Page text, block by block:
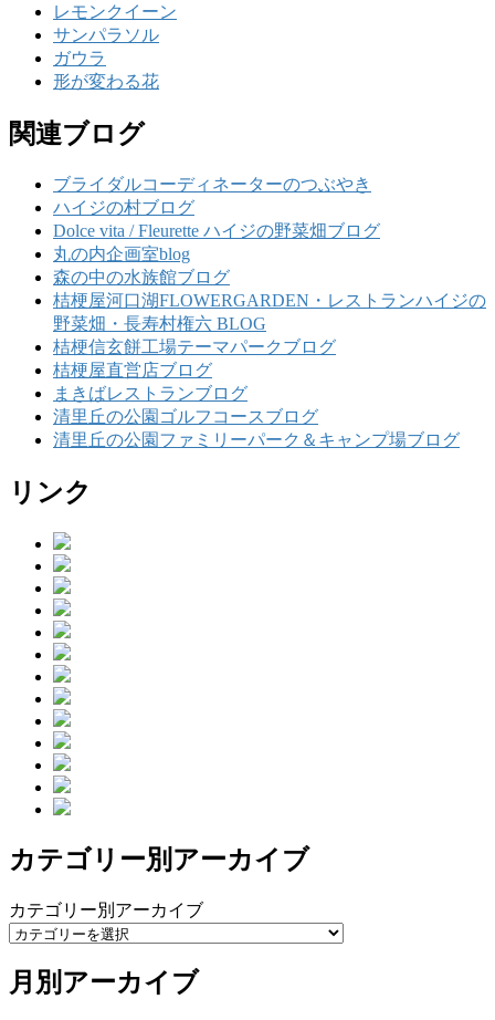
レモンクイーン
サンパラソル
ガウラ
形が変わる花
関連ブログ
ブライダルコーディネーターのつぶやき
ハイジの村ブログ
Dolce vita / Fleurette ハイジの野菜畑ブログ
丸の内企画室blog
森の中の水族館ブログ
桔梗屋河口湖FLOWERGARDEN・レストランハイジの
野菜畑・長寿村権六 BLOG
桔梗信玄餅工場テーマパークブログ
桔梗屋直営店ブログ
まきばレストランブログ
清里丘の公園ゴルフコースブログ
清里丘の公園ファミリーパーク＆キャンプ場ブログ
リンク
カテゴリー別アーカイブ
カテゴリー別アーカイブ
月別アーカイブ